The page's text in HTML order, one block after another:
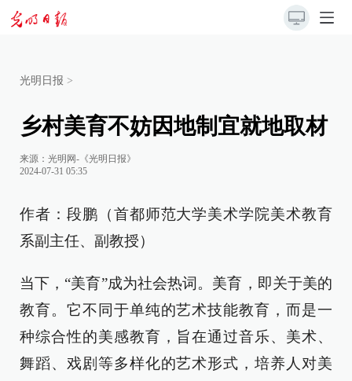
光明日报 >
乡村美育不妨因地制宜就地取材
来源： 光明网-《光明日报》
2024-07-31 05:35
作者：段鹏（首都师范大学美术学院美术教育
系副主任、副教授）
当下，“美育”成为社会热词。美育，即关于美的
教育。它不同于单纯的艺术技能教育，而是一
种综合性的美感教育，旨在通过音乐、美术、
舞蹈、戏剧等多样化的艺术形式，培养人对美